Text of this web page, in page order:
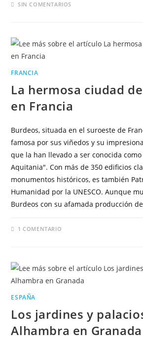
SIN COMENTARIOS
FRANCIA
La hermosa ciudad
en Francia
Burdeos, situada en el suroeste de
famosa por sus viñedos y su
que la han llevado a ser conocida
Aquitania". Con más de 350 edificios
monumentos históricos, es también
Humanidad por la UNESCO. Aunque
Burdeos con su afamada producción
1 COMENTARIO
ESPAÑA
Los jardines y
Alhambra en Granada